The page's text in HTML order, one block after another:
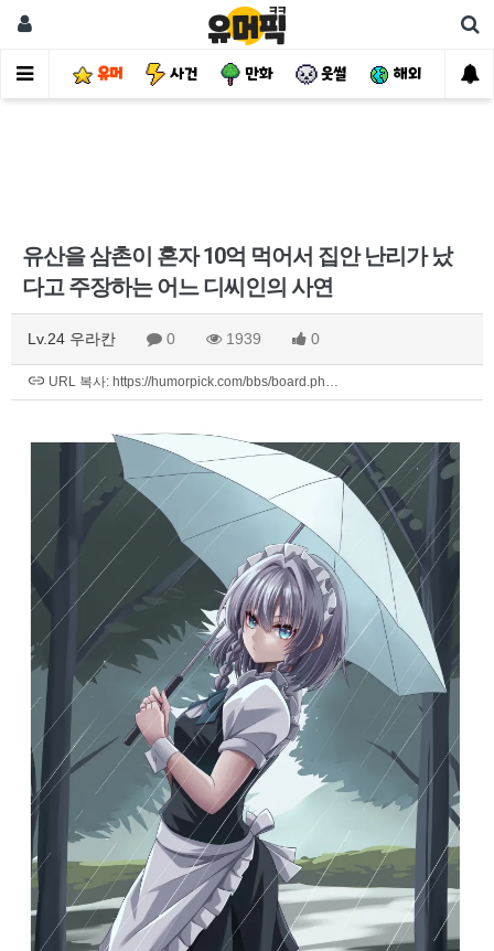
유머 사건 만화 웃썰 해외 핫
유산을 삼촌이 혼자 10억 먹어서 집안 난리가 났
다고 주장하는 어느 디씨인의 사연
Lv.24 우라칸 0 1939 0
URL 복사: https://humorpick.com/bbs/board.ph…